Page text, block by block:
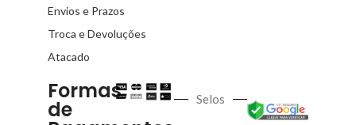
Envios e Prazos
Troca e Devoluções
Atacado
Formas
de Selos